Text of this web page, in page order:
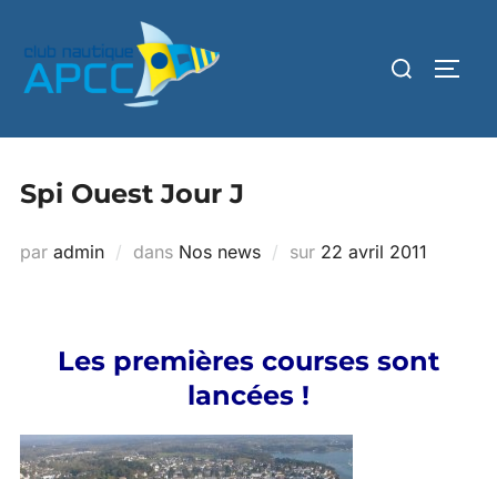
Spi Ouest Jour J
par admin dans Nos news sur 22 avril 2011
Les premières courses sont
lancées !